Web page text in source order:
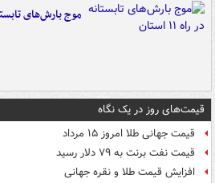
موج بارش‌های تابستانه در
قیمت‌های روز در یک نگاه
قیمت جهانی طلا امروز ۱۵ مرداد
قیمت نفت برنت به ۷۹ دلار رسید
افزایش قیمت طلا و نقره جهانی